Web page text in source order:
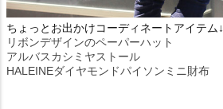
ちょっとお出かけコーディネートアイテム↓
リボンデザインのペーパーハット
アルバスカシミヤストール
HALEINEダイヤモンドパイソンミニ財布